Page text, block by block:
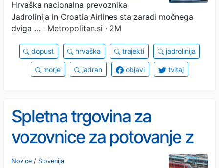
bo marsikoga spravila v
slabo voljo
Hrvaška nacionalna prevoznika
Jadrolinija in Croatia Airlines sta zaradi močnega
dviga … · Metropolitan.si · 2M
dopust hrvaška trajekti jadrolinija
morje jadran objavi tvitaj
Spletna trgovina za
vozovnice za potovanje z
vlakom pripelje z enoletno
Novice / Slovenija